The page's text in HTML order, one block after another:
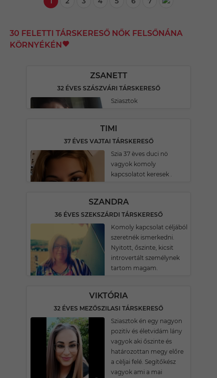
30 FELETTI TÁRSKERESŐ NŐK FELSŐNÁNA
KÖRNYÉKÉN
ZSANETT
32 ÉVES SZÁSZVÁRI TÁRSKERESŐ
Sziasztok
TIMI
37 ÉVES VAJTAI TÁRSKERESŐ
Szia 37 èves duci nö
vagyok komoly
kapcsolatot keresek .
SZANDRA
36 ÉVES SZEKSZÁRDI TÁRSKERESŐ
Komoly kapcsolat céljából
szeretnék ismerkedni.
Nyitott, őszinte, kicsit
introvertált személynek
tartom magam.
VIKTÓRIA
32 ÉVES MEZŐSZILASI TÁRSKERESŐ
Sziasztok én egy nagyon
pozitív és életvidám lány
vagyok aki őszinte és
határozottan megy előre
a cèljai felé. Segítőkész
vagyok ami a mai